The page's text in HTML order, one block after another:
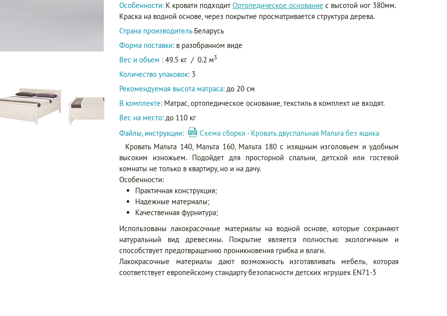
Особенности: К кровати подходит Ортопедическое основание с высотой ног 380мм.
Краска на водной основе, через покрытие просматривается структура дерева.
Страна производитель Беларусь
Форма поставки: в разобранном виде
Вес и объем : 49.5 кг / 0.2 м3
Количество упаковок: 3
Рекомендуемая высота матраса: до 20 см
В комплекте: Матрас, ортопедическое основание, текстиль в комплект не входят.
Вес на место: до 110 кг
Файлы, инструкции:
Схема сборки - Кровать двуспальная Мальта без ящика
Кровать Мальта 140, Мальта 160, Мальта 180 с изящным изголовьем и удобным
высоким изножьем. Подойдет для просторной спальни, детской или гостевой
комнаты не только в квартиру, но и на дачу.
Особенности:
Практичная конструкция;
Надежные материалы;
Качественная фурнитура;
Использованы лакокрасочные материалы на водной основе, которые сохраняют
натуральный вид древесины. Покрытие является полностью экологичным и
способствует предотвращению проникновения грибка и влаги.
Лакокрасочные материалы дают возможность изготавливать мебель, которая
соответствует европейскому стандарту безопасности детских игрушек EN71-3